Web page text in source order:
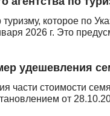
которое по
2026 г. Это
удешевления
части стоимости
от